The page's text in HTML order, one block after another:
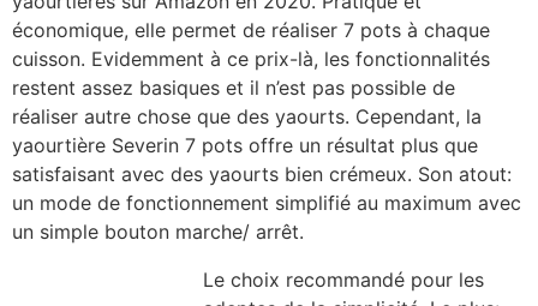
économique, elle permet de réaliser 7 pots à chaque
cuisson. Evidemment à ce prix-là, les fonctionnalités
restent assez basiques et il n’est pas possible de
réaliser autre chose que des yaourts. Cependant, la
yaourtière Severin 7 pots offre un résultat plus que
satisfaisant avec des yaourts bien crémeux. Son atout:
un mode de fonctionnement simplifié au maximum avec
un simple bouton marche/ arrêt.
Le choix recommandé pour les